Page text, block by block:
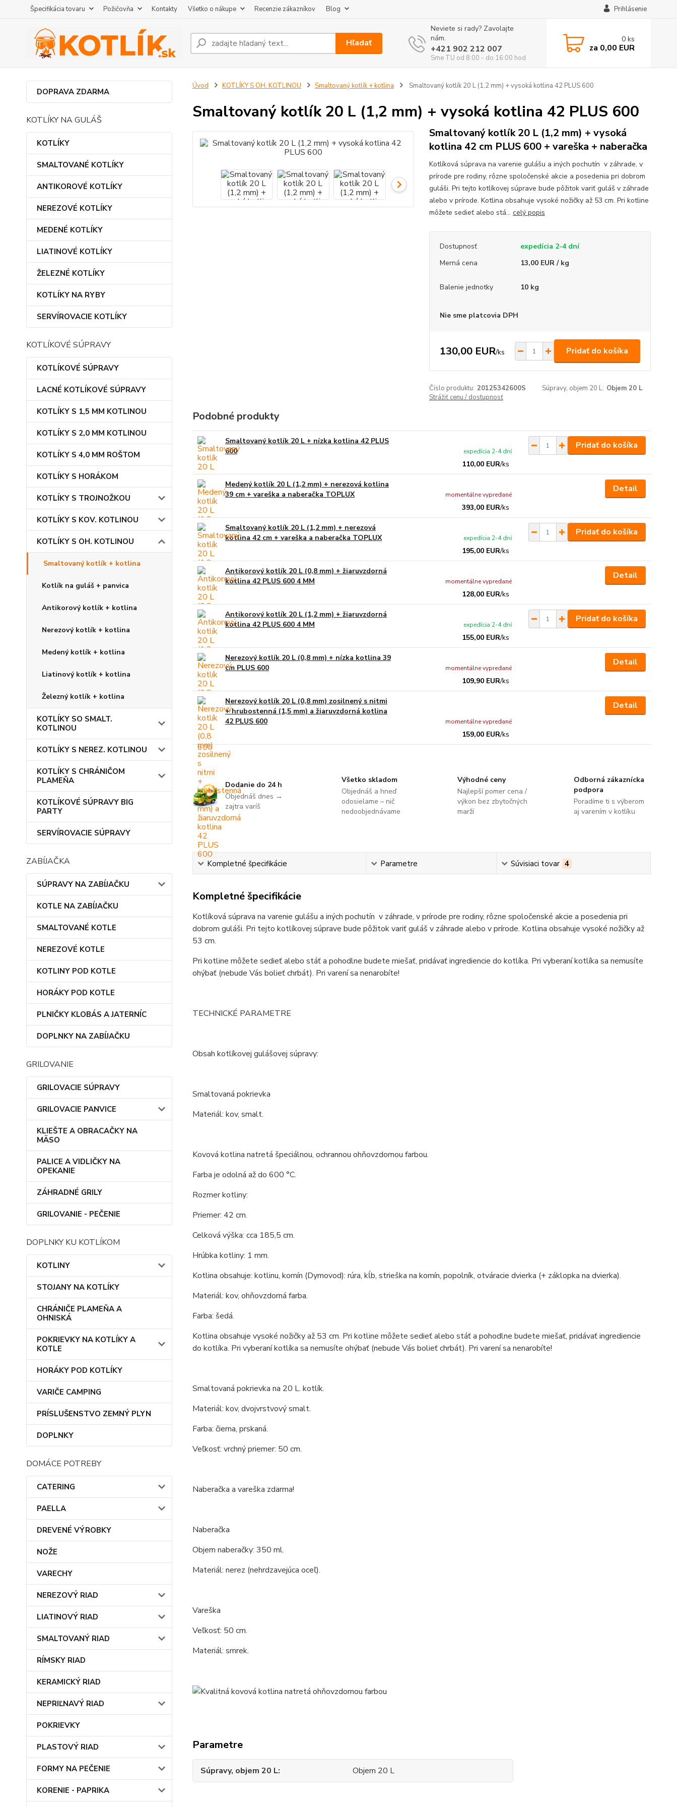
Špecifikácia tovaru Požičovňa Kontakty Všetko o nákupe Recenzie zákazníkov Blog Prihlásenie
Hľadať
Neviete si rady? Zavolajte
nám.
+421 902 212 007
Sme TU od 8:00 - do 16:00 hod
0 ks
za 0,00 EUR
DOPRAVA ZDARMA
KOTLÍKY NA GULÁŠ
KOTLÍKY
SMALTOVANÉ KOTLÍKY
ANTIKOROVÉ KOTLÍKY
NEREZOVÉ KOTLÍKY
MEDENÉ KOTLÍKY
LIATINOVÉ KOTLÍKY
ŽELEZNÉ KOTLÍKY
KOTLÍKY NA RYBY
SERVÍROVACIE KOTLÍKY
KOTLÍKOVÉ SÚPRAVY
KOTLÍKOVÉ SÚPRAVY
LACNÉ KOTLÍKOVÉ SÚPRAVY
KOTLÍKY S 1,5 MM KOTLINOU
KOTLÍKY S 2,0 MM KOTLINOU
KOTLÍKY S 4,0 MM ROŠTOM
KOTLÍKY S HORÁKOM
KOTLÍKY S TROJNOŽKOU
KOTLÍKY S KOV. KOTLINOU
KOTLÍKY S OH. KOTLINOU
Smaltovaný kotlík + kotlina
Kotlík na guláš + panvica
Antikorový kotlík + kotlina
Nerezový kotlík + kotlina
Medený kotlík + kotlina
Liatinový kotlík + kotlina
Železný kotlík + kotlina
KOTLÍKY SO SMALT.
KOTLINOU
KOTLÍKY S NEREZ. KOTLINOU
KOTLÍKY S CHRÁNIČOM
PLAMEŇA
KOTLÍKOVÉ SÚPRAVY BIG
PARTY
SERVÍROVACIE SÚPRAVY
ZABÍJAČKA
SÚPRAVY NA ZABÍJAČKU
KOTLE NA ZABÍJAČKU
SMALTOVANÉ KOTLE
NEREZOVÉ KOTLE
KOTLINY POD KOTLE
HORÁKY POD KOTLE
PLNIČKY KLOBÁS A JATERNÍC
DOPLNKY NA ZABÍJAČKU
GRILOVANIE
GRILOVACIE SÚPRAVY
GRILOVACIE PANVICE
KLIEŠTE A OBRACAČKY NA
MÄSO
PALICE A VIDLIČKY NA
OPEKANIE
ZÁHRADNÉ GRILY
GRILOVANIE - PEČENIE
DOPLNKY KU KOTLÍKOM
KOTLINY
STOJANY NA KOTLÍKY
CHRÁNIČE PLAMEŇA A
OHNISKÁ
POKRIEVKY NA KOTLÍKY A
KOTLE
HORÁKY POD KOTLÍKY
VARIČE CAMPING
PRÍSLUŠENSTVO ZEMNÝ PLYN
DOPLNKY
DOMÁCE POTREBY
CATERING
PAELLA
DREVENÉ VÝROBKY
NOŽE
VARECHY
NEREZOVÝ RIAD
LIATINOVÝ RIAD
SMALTOVANÝ RIAD
RÍMSKY RIAD
KERAMICKÝ RIAD
NEPRIĽNAVÝ RIAD
POKRIEVKY
PLASTOVÝ RIAD
FORMY NA PEČENIE
KORENIE - PAPRIKA
Úvod KOTLÍKY S OH. KOTLINOU Smaltovaný kotlík + kotlina Smaltovaný kotlík 20 L (1,2 mm) + vysoká kotlina 42 PLUS 600
Smaltovaný kotlík 20 L (1,2 mm) + vysoká kotlina 42 PLUS 600
Smaltovaný kotlík 20 L (1,2 mm) + vysoká
kotlina 42 cm PLUS 600 + vareška + naberačka
Kotlíková súprava na varenie gulášu a iných pochutín v záhrade, v
prírode pre rodiny, rôzne spoločenské akcie a posedenia pri dobrom
guláši. Pri tejto kotlíkovej súprave bude pôžitok variť guláš v záhrade
alebo v prírode. Kotlina obsahuje vysoké nožičky až 53 cm. Pri kotline
môžete sedieť alebo stá... celý popis
Dostupnosť
expedícia 2-4 dní
Merná cena
13,00 EUR / kg
Balenie jednotky 10 kg
Nie sme platcovia DPH
130,00 EUR/ks Pridať do košíka
Číslo produktu: 20125342600S Súpravy, objem 20 L: Objem 20 L
Strážiť cenu / dostupnosť
Podobné produkty
Smaltovaný kotlík 20 L + nízka kotlina 42 PLUS
600
110,00 EUR/ks
expedícia 2-4 dní
Pridať do košíka
Medený kotlík 20 L (1,2 mm) + nerezová kotlina
39 cm + vareška a naberačka TOPLUX
393,00 EUR/ks
momentálne vypredané
Detail
Smaltovaný kotlík 20 L (1,2 mm) + nerezová
kotlina 42 cm + vareška a naberačka TOPLUX
195,00 EUR/ks
expedícia 2-4 dní
Pridať do košíka
Antikorový kotlík 20 L (0,8 mm) + žiaruvzdorná
kotlina 42 PLUS 600 4 MM
128,00 EUR/ks
momentálne vypredané
Detail
Antikorový kotlík 20 L (1,2 mm) + žiaruvzdorná
kotlina 42 PLUS 600 4 MM
155,00 EUR/ks
expedícia 2-4 dní
Pridať do košíka
Nerezový kotlík 20 L (0,8 mm) + nízka kotlina 39
cm PLUS 600
109,90 EUR/ks
momentálne vypredané
Detail
Nerezový kotlík 20 L (0,8 mm) zosilnený s nitmi
+ hrubostenná (1,5 mm) a žiaruvzdorná kotlina
42 PLUS 600
159,00 EUR/ks
momentálne vypredané
Detail
Dodanie do 24 h
Objednáš dnes →
zajtra varíš
Všetko skladom
Objednáš a hneď
odosielame – nič
nedoobjednávame
Výhodné ceny
Najlepší pomer cena /
výkon bez zbytočných
marží
Odborná zákaznícka
podpora
Poradíme ti s výberom
aj varením v kotlíku
Kompletné špecifikácie Parametre Súvisiaci tovar 4
Kompletné špecifikácie
Kotlíková súprava na varenie gulášu a iných pochutín v záhrade, v prírode pre rodiny, rôzne spoločenské akcie a posedenia pri
dobrom guláši. Pri tejto kotlíkovej súprave bude pôžitok variť guláš v záhrade alebo v prírode. Kotlina obsahuje vysoké nožičky až
53 cm.
Pri kotline môžete sedieť alebo stáť a pohodlne budete miešať, pridávať ingrediencie do kotlíka. Pri vyberaní kotlíka sa nemusíte
ohýbať (nebude Vás bolieť chrbát). Pri varení sa nenarobíte!
TECHNICKÉ PARAMETRE
Obsah kotlíkovej gulášovej súpravy:
Smaltovaná pokrievka
Materiál: kov, smalt.
Kovová kotlina natretá špeciálnou, ochrannou ohňovzdornou farbou.
Farba je odolná až do 600 °C.
Rozmer kotliny:
Priemer: 42 cm.
Celková výška: cca 185,5 cm.
Hrúbka kotliny: 1 mm.
Kotlina obsahuje: kotlinu, komín (Dymovod): rúra, kĺb, strieška na komín, popolník, otváracie dvierka (+ záklopka na dvierka).
Materiál: kov, ohňovzdorná farba.
Farba: šedá.
Kotlina obsahuje vysoké nožičky až 53 cm. Pri kotline môžete sedieť alebo stáť a pohodlne budete miešať, pridávať ingrediencie
do kotlíka. Pri vyberaní kotlíka sa nemusíte ohýbať (nebude Vás bolieť chrbát). Pri varení sa nenarobíte!
Smaltovaná pokrievka na 20 L. kotlík.
Materiál: kov, dvojvrstvový smalt.
Farba: čierna, prskaná.
Veľkosť: vrchný priemer: 50 cm.
Naberačka a vareška zdarma!
Naberačka
Objem naberačky: 350 ml.
Materiál: nerez (nehrdzavejúca oceľ).
Vareška
Veľkosť: 50 cm.
Materiál: smrek.
Parametre
Súpravy, objem 20 L Objem 20 L